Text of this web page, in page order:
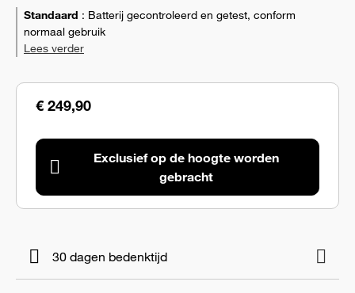
€ 249,90
Exclusief op de hoogte worden
gebracht
Standaard : Batterij gecontroleerd en getest, conform
normaal gebruik
Lees verder
30 dagen bedenktijd